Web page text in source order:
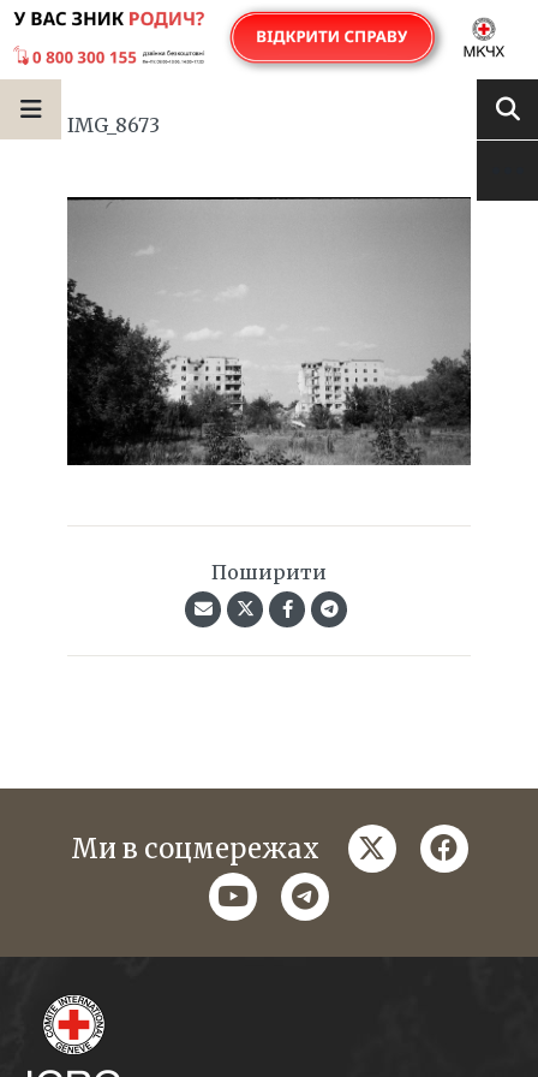
IMG_8673
Поширити
Ми в соцмережах twitter
youtubetelegram